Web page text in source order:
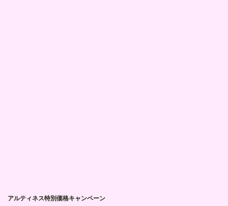
アルティネス特別価格​キャンペーン